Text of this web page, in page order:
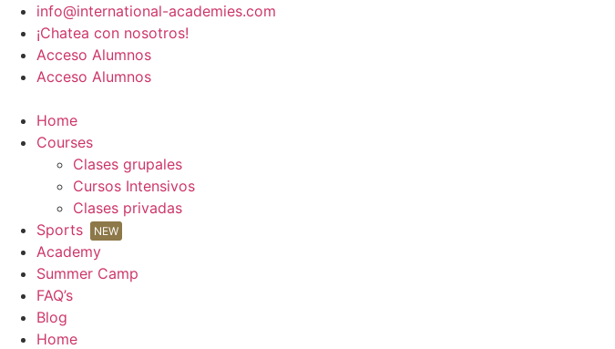
contenido
info@international-academies.com
¡Chatea con nosotros!
Acceso Alumnos
Acceso Alumnos
Home
Courses
Clases grupales
Cursos Intensivos
Clases privadas
Sports
NEW
Academy
Summer Camp
FAQ’s
Blog
Home